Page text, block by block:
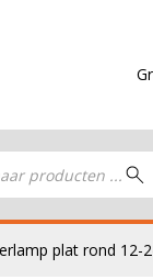
Gratis
plat rond 12-